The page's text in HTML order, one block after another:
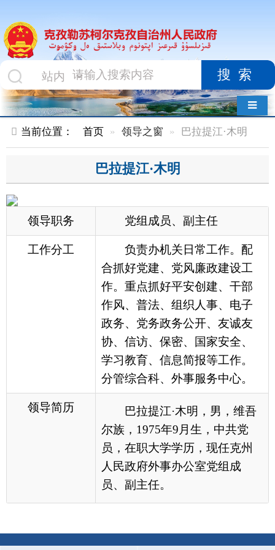
搜索
当前位置： 首页 领导之窗 巴拉提江·木明
巴拉提江·木明
领导职务 党组成员、副主任
工作分工
负责办机关日常工作。配
合抓好党建、党风廉政建设工
作。重点抓好平安创建、干部
作风、普法、组织人事、电子
政务、党务政务公开、友诚友
协、信访、保密、国家安全、
学习教育、信息简报等工作。
分管综合科、外事服务中心。
巴拉提江·木明，男，维吾
尔族，1975年9月生，中共党
员，在职大学学历，现任克州
员、副主任。
媒体
区政府部门